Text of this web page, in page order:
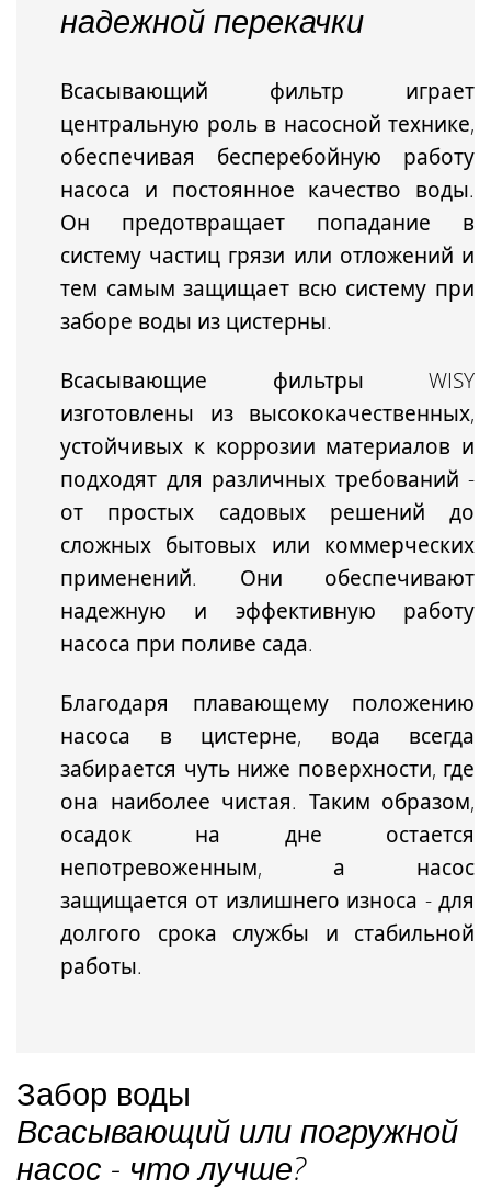
надежной перекачки
Всасывающий фильтр играет
центральную роль в насосной технике,
обеспечивая бесперебойную работу
насоса и постоянное качество воды.
Он предотвращает попадание в
систему частиц грязи или отложений и
тем самым защищает всю систему при
заборе воды из цистерны.
Всасывающие фильтры WISY
изготовлены из высококачественных,
устойчивых к коррозии материалов и
подходят для различных требований -
от простых садовых решений до
сложных бытовых или коммерческих
применений. Они обеспечивают
надежную и эффективную работу
насоса при поливе сада.
Благодаря плавающему положению
насоса в цистерне, вода всегда
забирается чуть ниже поверхности, где
она наиболее чистая. Таким образом,
осадок на дне остается
непотревоженным, а насос
защищается от излишнего износа - для
долгого срока службы и стабильной
работы.
Забор воды
Всасывающий или погружной
насос - что лучше?